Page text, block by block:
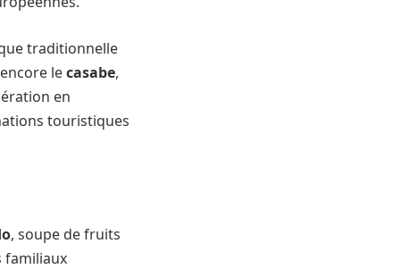
traditionnelle
lecasabe,
en
touristiques
, soupe de fruits
familiaux